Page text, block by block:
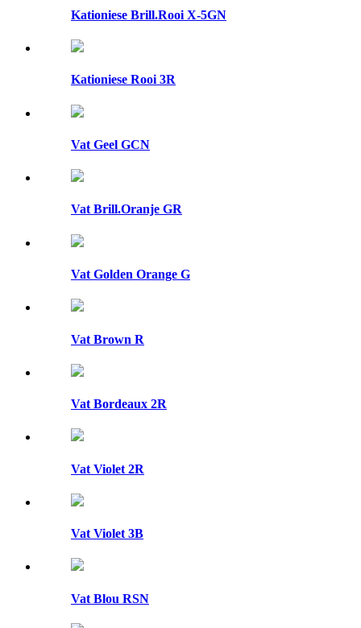
Kationiese Brill.Rooi X-5GN
Kationiese Rooi 3R
Vat Geel GCN
Vat Brill.Oranje GR
Vat Golden Orange G
Vat Brown R
Vat Bordeaux 2R
Vat Violet 2R
Vat Violet 3B
Vat Blou RSN